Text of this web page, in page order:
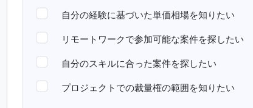
自分の経験に基づいた単価相場を知りたい
リモートワークで参加可能な案件を探したい
自分のスキルに合った案件を探したい
プロジェクトでの裁量権の範囲を知りたい